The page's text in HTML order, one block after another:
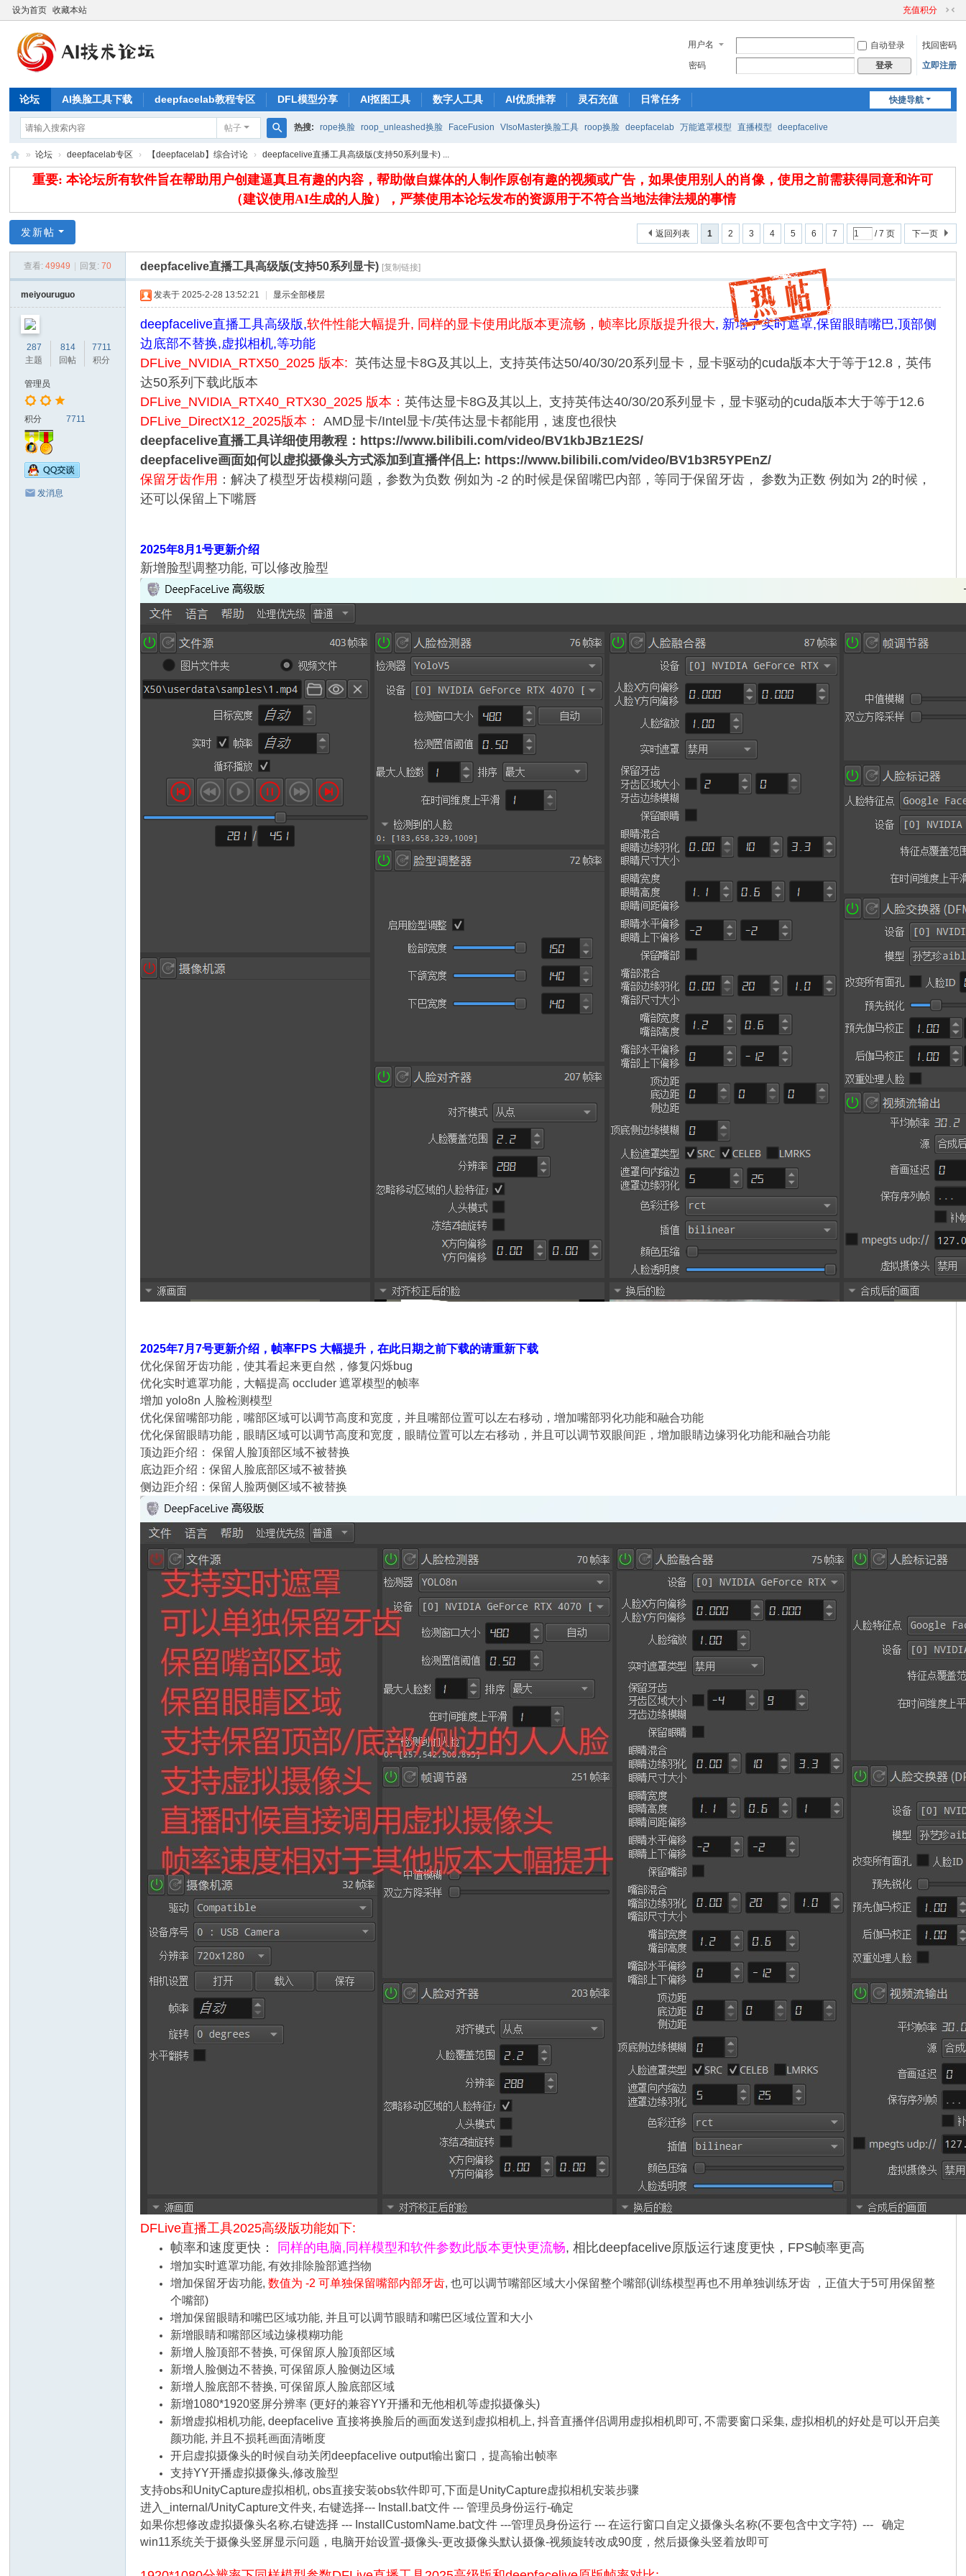
设为首页 收藏本站 充值积分
切
到
窄
用户名 自动登录
找回密码
密码
登录 立即注册
快捷导航
论坛 AI换脸工具下载 deepfacelab教程专区 DFL模型分享 AI抠图工具 数字人工具 AI优质推荐 灵石充值 日常任务
帖子
搜
索
热搜: rope换脸 roop_unleashed换脸 FaceFusion VIsoMaster换脸工具 roop换脸 deepfacelab 万能遮罩模型 直播模型 deepfacelive
论
» 论坛 › deepfacelab专区 › 【deepfacelab】综合讨论 › deepfacelive直播工具高级版(支持50系列显卡) ...
重要: 本论坛所有软件旨在帮助用户创建逼真且有趣的内容，帮助做自媒体的人制作原创有趣的视频或广告，如果使用别人的肖像，使用之前需获得同意和许可
（建议使用AI生成的人脸），严禁使用本论坛发布的资源用于不符合当地法律法规的事情
1 2 3 4 5 6 7 / 7 页 下一页
返回列表
发新帖
查看: 49949 回复: 70 deepfacelive直播工具高级版(支持50系列显卡) [复制链接]
meiyouruguo
287
主题
814
回帖
7711
积分
管理员
积分 7711
发消息
发表于 2025-2-28 13:52:21 显示全部楼层
deepfacelive直播工具高级版,软件性能大幅提升, 同样的显卡使用此版本更流畅，帧率比原版提升很大, 新增了实时遮罩,保留眼睛嘴巴,顶部侧
边底部不替换,虚拟相机,等功能
DFLive_NVIDIA_RTX50_2025 版本:英伟达显卡8G及其以上, 支持英伟达50/40/30/20系列显卡，显卡驱动的cuda版本大于等于12.8，英伟
达50系列下载此版本
DFLive_NVIDIA_RTX40_RTX30_2025 版本：英伟达显卡8G及其以上, 支持英伟达40/30/20系列显卡，显卡驱动的cuda版本大于等于12.6
DFLive_DirectX12_2025版本：AMD显卡/Intel显卡/英伟达显卡都能用，速度也很快
deepfacelive直播工具详细使用教程：https://www.bilibili.com/video/BV1kbJBz1E2S/
deepfacelive画面如何以虚拟摄像头方式添加到直播伴侣上: https://www.bilibili.com/video/BV1b3R5YPEnZ/
保留牙齿作用 ：解决了模型牙齿模糊问题，参数为负数 例如为 -2 的时候是保留嘴巴内部，等同于保留牙齿， 参数为正数 例如为 2的时候，
还可以保留上下嘴唇
2025年8月1号更新介绍
新增脸型调整功能, 可以修改脸型
2025年7月7号更新介绍，帧率FPS 大幅提升，在此日期之前下载的请重新下载
优化保留牙齿功能，使其看起来更自然，修复闪烁bug
优化实时遮罩功能，大幅提高 occluder 遮罩模型的帧率
增加 yolo8n 人脸检测模型
优化保留嘴部功能，嘴部区域可以调节高度和宽度，并且嘴部位置可以左右移动，增加嘴部羽化功能和融合功能
优化保留眼睛功能，眼睛区域可以调节高度和宽度，眼睛位置可以左右移动，并且可以调节双眼间距，增加眼睛边缘羽化功能和融合功能
顶边距介绍： 保留人脸顶部区域不被替换
底边距介绍：保留人脸底部区域不被替换
侧边距介绍：保留人脸两侧区域不被替换
DFLive直播工具2025高级版功能如下:
帧率和速度更快：
同样的电脑,同样模型和软件参数此版本更快更流畅, 相比deepfacelive原版运行速度更快，FPS帧率更高
增加实时遮罩功能, 有效排除脸部遮挡物
增加保留牙齿功能,数值为 -2 可单独保留嘴部内部牙齿, 也可以调节嘴部区域大小保留整个嘴部(训练模型再也不用单独训练牙齿 ，正值大于5可用保留整
个嘴部)
增加保留眼睛和嘴巴区域功能, 并且可以调节眼睛和嘴巴区域位置和大小
新增眼睛和嘴部区域边缘模糊功能
新增人脸顶部不替换, 可保留原人脸顶部区域
新增人脸侧边不替换, 可保留原人脸侧边区域
新增人脸底部不替换, 可保留原人脸底部区域
新增1080*1920竖屏分辨率 (更好的兼容YY开播和无他相机等虚拟摄像头)
新增虚拟相机功能, deepfacelive 直接将换脸后的画面发送到虚拟相机上, 抖音直播伴侣调用虚拟相机即可, 不需要窗口采集, 虚拟相机的好处是可以开启美
颜功能, 并且不损耗画面清晰度
开启虚拟摄像头的时候自动关闭deepfacelive output输出窗口，提高输出帧率
支持YY开播虚拟摄像头,修改脸型
支持obs和UnityCapture虚拟相机, obs直接安装obs软件即可,下面是UnityCapture虚拟相机安装步骤
进入_internal/UnityCapture文件夹, 右键选择--- Install.bat文件 --- 管理员身份运行-确定
如果你想修改虚拟摄像头名称,右键选择 --- InstallCustomName.bat文件 ---管理员身份运行 --- 在运行窗口自定义摄像头名称(不要包含中文字符) --- 确定
win11系统关于摄像头竖屏显示问题，电脑开始设置-摄像头-更改摄像头默认摄像-视频旋转改成90度，然后摄像头竖着放即可